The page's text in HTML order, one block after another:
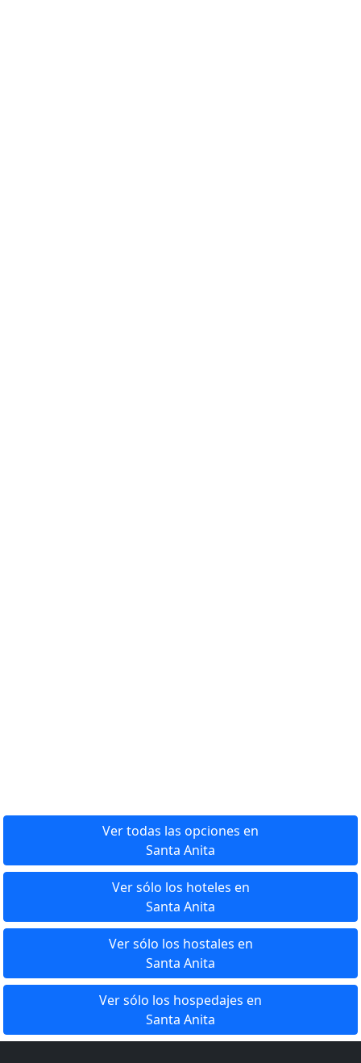
Ver todas las opciones en
Santa Anita
Ver sólo los hoteles en
Santa Anita
Ver sólo los hostales en
Santa Anita
Ver sólo los hospedajes en
Santa Anita